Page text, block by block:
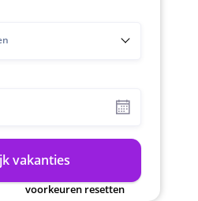
vakanties
voorkeuren resetten